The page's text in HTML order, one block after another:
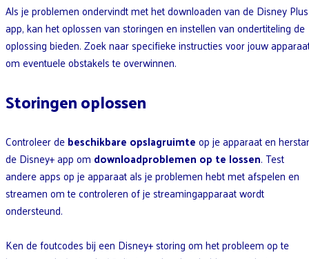
Als je problemen ondervindt met het downloaden van de Disney Plus
app, kan het oplossen van storingen en instellen van ondertiteling de
oplossing bieden. Zoek naar specifieke instructies voor jouw
om eventuele obstakels te overwinnen.
Storingen oplossen
Controleer debeschikbare opslagruimteop je apparaat en
de Disney+ app om downloadproblemen op te lossen. Test
andere apps op je apparaat als je problemen hebt met afspelen en
streamen om te controleren of je streamingapparaat wordt
ondersteund.
Ken de foutcodes bij een Disney+ storing om het probleem op te